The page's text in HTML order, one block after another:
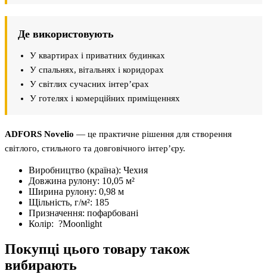
Де використовують
У квартирах і приватних будинках
У спальнях, вітальнях і коридорах
У світлих сучасних інтер’єрах
У готелях і комерційних приміщеннях
ADFORS Novelio — це практичне рішення для створення
світлого, стильного та довговічного інтер’єру.
Виробництво (країна): Чехия
Довжина рулону: 10,05 м²
Ширина рулону: 0,98 м
Щільність, г/м²: 185
Призначення: пофарбовані
Колір: ?Moonlight
Покупці цього товару також
вибирають